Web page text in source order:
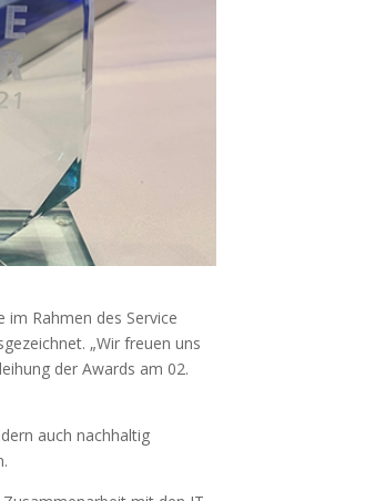
im Rahmen des Service
„Wir freuen uns
der Awards am 02.
auch nachhaltig